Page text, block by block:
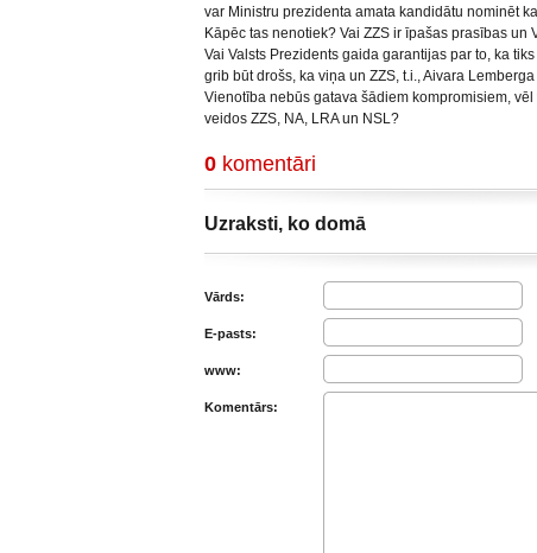
var Ministru prezidenta amata kandidātu nominēt
Kāpēc tas nenotiek? Vai ZZS ir īpašas prasības
Vai Valsts Prezidents gaida garantijas par to, ka
grib būt drošs, ka viņa un ZZS, t.i., Aivara
Vienotība nebūs gatava šādiem kompromisiem,
veidos ZZS, NA, LRA un NSL?
0 komentāri
Uzraksti, ko domā
Vārds:
E-pasts:
www:
Komentārs: